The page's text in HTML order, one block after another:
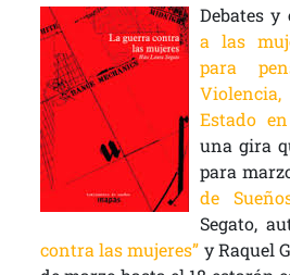
Debates
a las
para
Estado
una gira
para
de
Segato,
contra las mujeres” y Raquel